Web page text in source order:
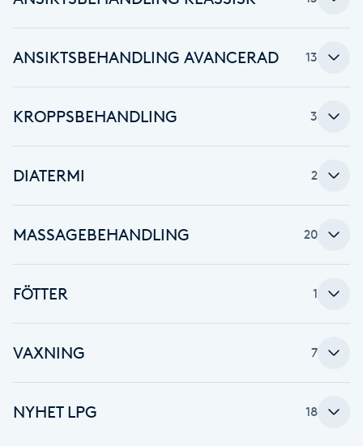
Babylights
Bambumassage
Barnklippning
Blowout
Bottenfärg
ANSIKTSBEHANDLING AVANCERAD 13
KROPPSBEHANDLING 3
DIATERMI 2
MASSAGEBEHANDLING 20
FÖTTER 1
VAXNING 7
NYHET LPG 18